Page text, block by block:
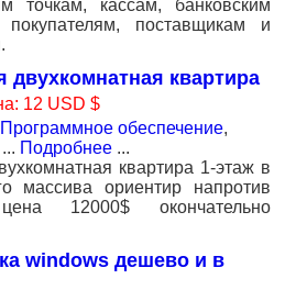
точкам, кассам, банковским
поставщикам и
двухкомнатная квартира
12 USD $
обеспечение,
... Подробнее ...
квартира 1-этаж в
массива ориентир напротив
12000$ окончательно
windows дешево и в